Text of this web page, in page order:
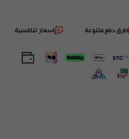
طرق دفع متنوعة اسعار تنافسية